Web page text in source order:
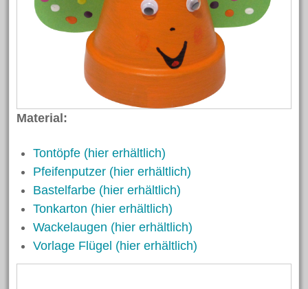
Material:
Tontöpfe (hier erhältlich)
Pfeifenputzer (hier erhältlich)
Bastelfarbe (hier erhältlich)
Tonkarton (hier erhältlich)
Wackelaugen (hier erhältlich)
Vorlage Flügel (hier erhältlich)